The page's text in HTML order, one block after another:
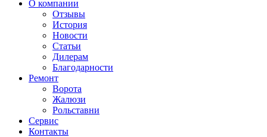
О компании
Отзывы
История
Новости
Статьи
Дилерам
Благодарности
Ремонт
Ворота
Жалюзи
Рольставни
Сервис
Контакты